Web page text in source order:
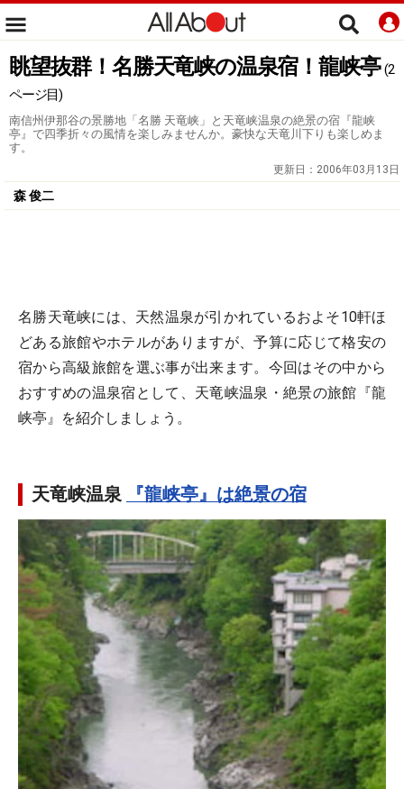
眺望抜群！名勝天竜峡の温泉宿！龍峡亭 (2
ページ目)
南信州伊那谷の景勝地「名勝 天竜峡」と天竜峡温泉の絶景の宿『龍峡
亭』で四季折々の風情を楽しみませんか。豪快な天竜川下りも楽しめま
す。
更新日： 2006年03月13日
森 俊二
名勝天竜峡には、天然温泉が引かれているおよそ10軒ほ
どある旅館やホテルがありますが、予算に応じて格安の
宿から高級旅館を選ぶ事が出来ます。今回はその中から
おすすめの温泉宿として、天竜峡温泉・絶景の旅館『龍
峡亭』を紹介しましょう。
天竜峡温泉 『龍峡亭』は絶景の宿